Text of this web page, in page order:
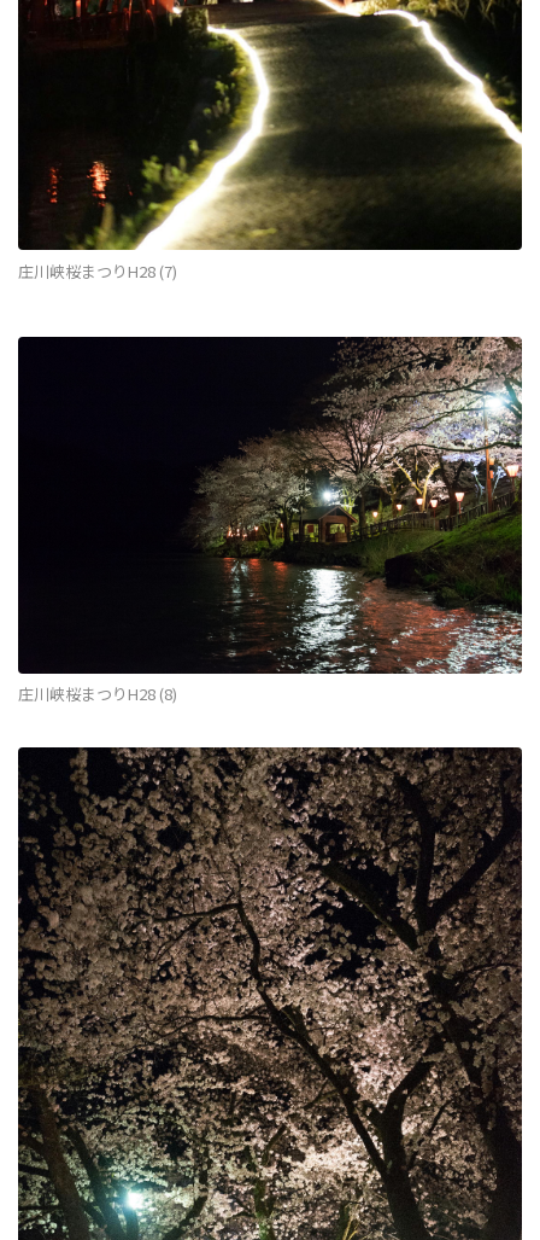
庄川峡桜まつりH28 (7)
庄川峡桜まつりH28 (8)